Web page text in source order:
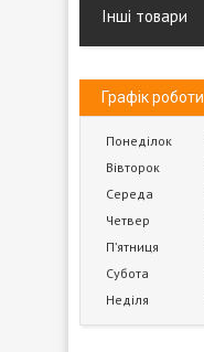
Інші товари
Графік роботи
Понеділок
Вівторок
Середа
Четвер
Пʼятниця
Субота
Неділя